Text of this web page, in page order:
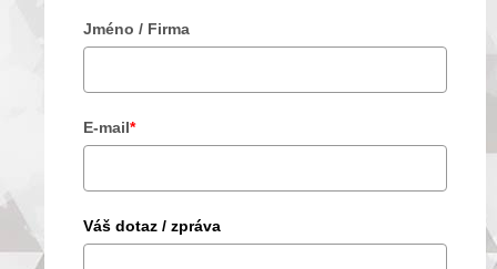
Jméno / Firma
E-mail*
Váš dotaz / zpráva